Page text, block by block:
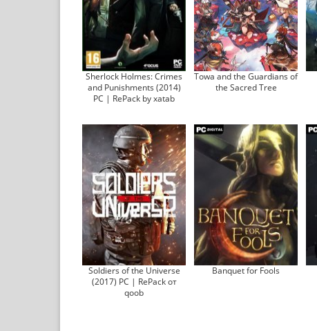
Sherlock Holmes: Crimes
and Punishments (2014)
PC | RePack by xatab
Towa and the Guardians of
the Sacred Tree
Soldiers of the Universe
(2017) PC | RePack от
qoob
Banquet for Fools